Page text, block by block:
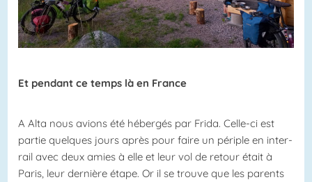
Et pendant ce temps là en France
A Alta nous avions été hébergés par Frida. Celle-ci est
partie quelques jours après pour faire un périple en inter-
rail avec deux amies à elle et leur vol de retour était à
Paris, leur dernière étape. Or il se trouve que les parents